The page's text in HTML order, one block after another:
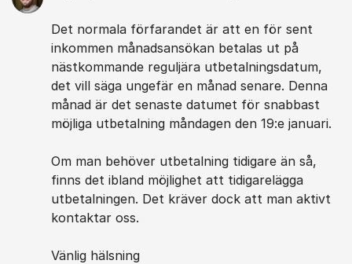
Det normala förfarandet är att en för sent
inkommen månadsansökan betalas ut på
nästkommande reguljära utbetalningsdatum,
det vill säga ungefär en månad senare. Denna
månad är det senaste datumet för snabbast
möjliga utbetalning måndagen den 19:e januari.
Om man behöver utbetalning tidigare än så,
finns det ibland möjlighet att tidigarelägga
utbetalningen. Det kräver dock att man aktivt
kontaktar oss.
Vänlig hälsning